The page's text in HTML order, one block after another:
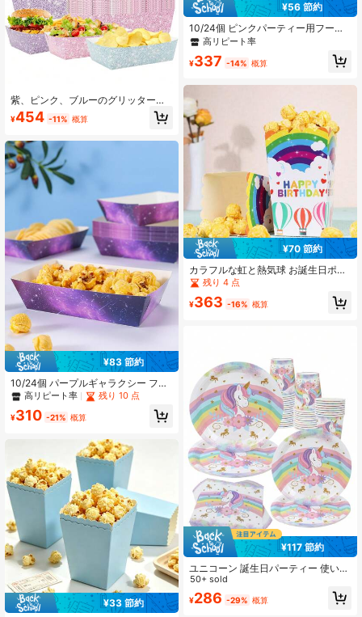
紫、ピンク、ブルーのグリッター付
き使い捨て食品トレー 20枚/60枚セ
ット、パーティー用品 バースデー、
ー、結婚式、パーティーのお土産、
装飾、スナック用
¥454 -11% 概算
¥83 節約
10/24個 パープルギャラクシー フー
ドボックス、フライドポテトボック
ス、ポップコーンボックス、誕生日
パーティーの装飾とホームムービー
ボックス、ベーカリーパン、バーガ
ーレストランに適しています
高リピート率 残り 10 点
¥310 -21% 概算
¥33 節約
¥56 節約
10/24個 ピンクパーティー用フード
ボックス、フライドポテトボック
パーティーの装飾とムービーナイト
カリーのパン、ハンバーガーレスト
ランに適しています
高リピート率
¥337 -14% 概算
¥70 節約
カラフルな虹と熱気球 お誕生日ポッ
プコーンボックス、お祝いプリント
付き使い捨て紙製スナックコンテ
ナ、4.52x2.95x2.16インチのお菓子
ティーの好意、キャンディーバフ
ェ、デザートテーブルの装飾、丈夫
な紙製ポップコーンホルダー、10
個、20個、50個、100個のマルチサ
イズオプション、大人の祝賀の機会
全般に対応
残り 4 点
¥363 -16% 概算
¥117 節約
ユニコーン 誕生日パーティー 使い捨
て食器セット8点 レインボーユニコ
ーン 紙皿 紙コップ ナプキンを含む
ユニコーンパーティー装飾 ウェディ
50+ sold
¥286 -29% 概算